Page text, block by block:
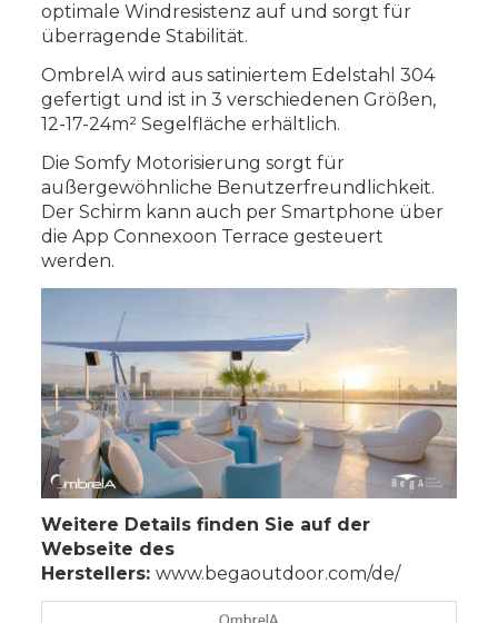
optimale Windresistenz auf und sorgt für
überragende Stabilität.
OmbrelA wird aus satiniertem Edelstahl 304
gefertigt und ist in 3 verschiedenen Größen,
12-17-24m² Segelfläche erhältlich.
Die Somfy Motorisierung sorgt für
außergewöhnliche Benutzerfreundlichkeit.
Der Schirm kann auch per Smartphone über
die App Connexoon Terrace gesteuert
werden.
Weitere Details finden Sie auf der
Webseite des
Herstellers: www.begaoutdoor.com/de/